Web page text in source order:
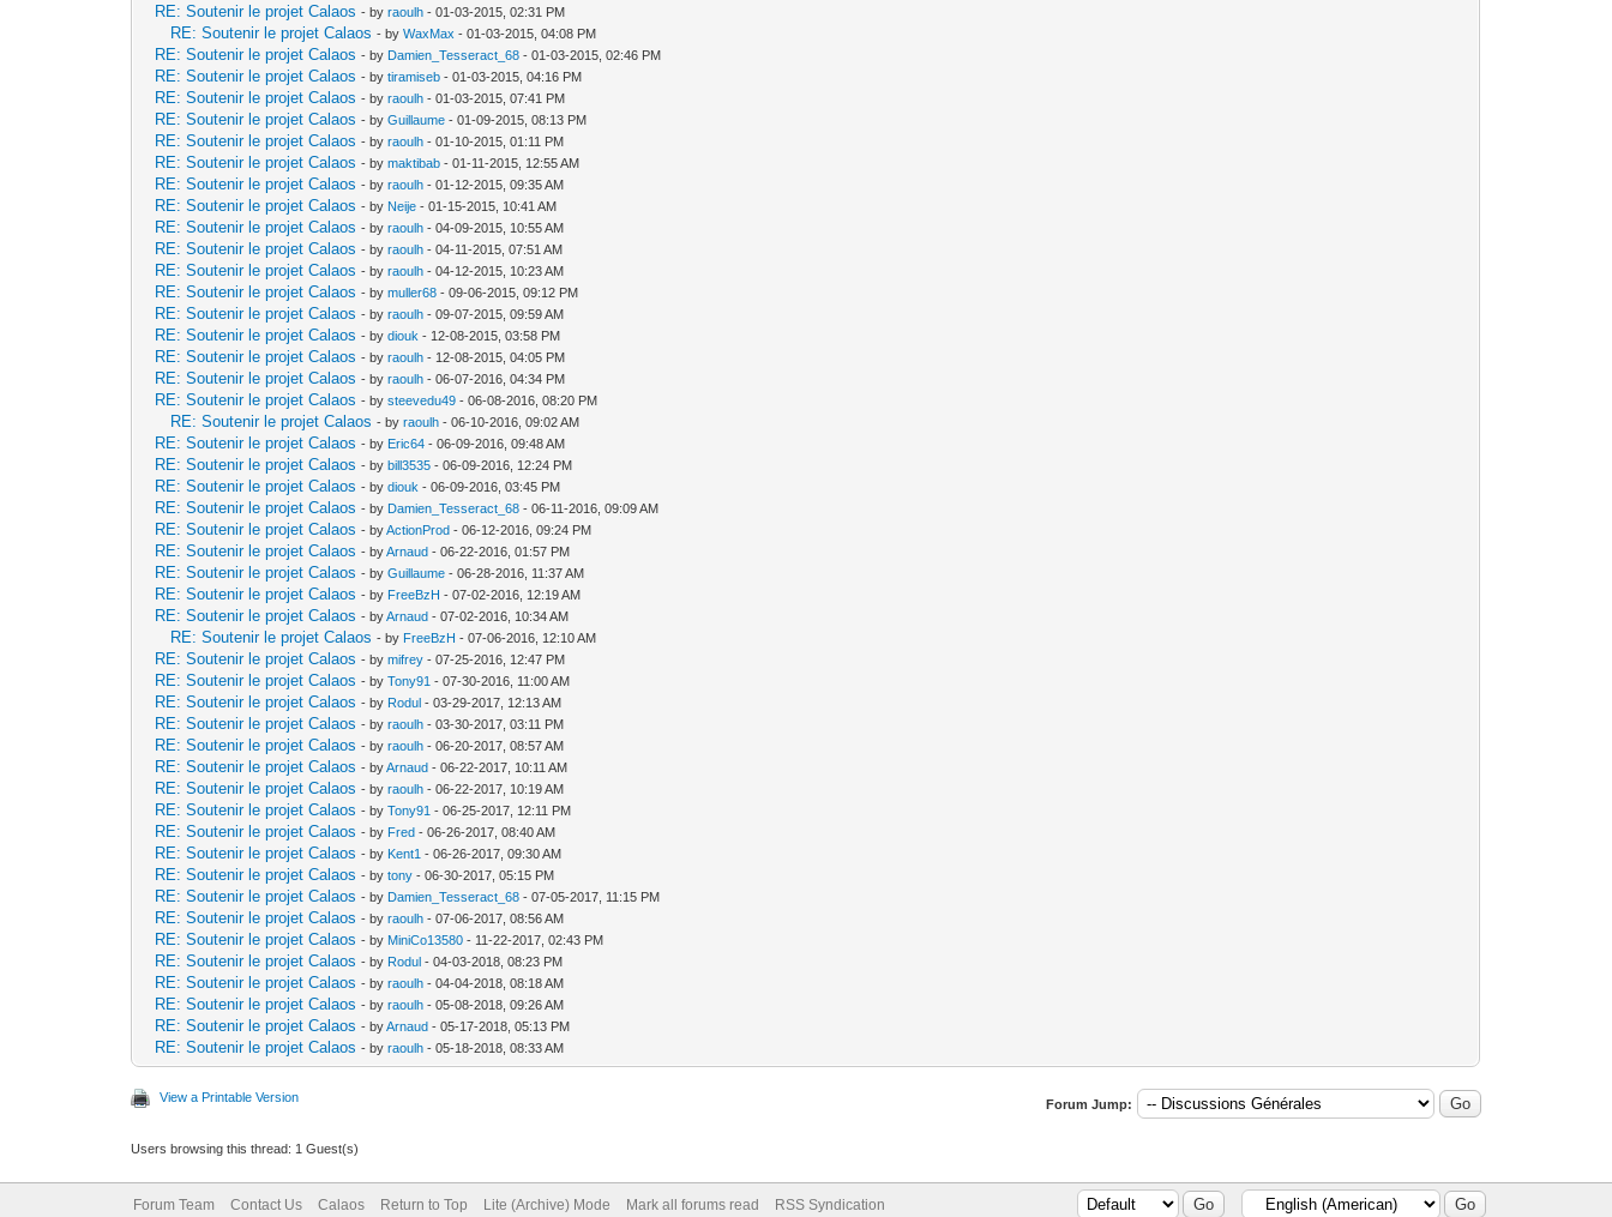
RE: Soutenir le projet Calaos - byraoulh - 01-03-2015, 02:31 PM
RE: Soutenir le projet Calaos - byWaxMax - 01-03-2015, 04:08 PM
RE: Soutenir le projet Calaos - by Damien_Tesseract_68 - 01-03-2015, 02:46 PM
RE: Soutenir le projet Calaos - bytiramiseb - 01-03-2015, 04:16 PM
RE: Soutenir le projet Calaos - byraoulh - 01-03-2015, 07:41 PM
RE: Soutenir le projet Calaos - byGuillaume - 01-09-2015, 08:13 PM
RE: Soutenir le projet Calaos - byraoulh - 01-10-2015, 01:11 PM
RE: Soutenir le projet Calaos - bymaktibab - 01-11-2015, 12:55 AM
RE: Soutenir le projet Calaos - byraoulh - 01-12-2015, 09:35 AM
RE: Soutenir le projet Calaos - by Neije - 01-15-2015, 10:41 AM
RE: Soutenir le projet Calaos - byraoulh - 04-09-2015, 10:55 AM
RE: Soutenir le projet Calaos - byraoulh - 04-11-2015, 07:51 AM
RE: Soutenir le projet Calaos - byraoulh - 04-12-2015, 10:23 AM
RE: Soutenir le projet Calaos - bymuller68 - 09-06-2015, 09:12 PM
RE: Soutenir le projet Calaos - byraoulh - 09-07-2015, 09:59 AM
RE: Soutenir le projet Calaos - bydiouk - 12-08-2015, 03:58 PM
RE: Soutenir le projet Calaos - byraoulh - 12-08-2015, 04:05 PM
RE: Soutenir le projet Calaos - byraoulh - 06-07-2016, 04:34 PM
RE: Soutenir le projet Calaos - bysteevedu49 - 06-08-2016, 08:20 PM
RE: Soutenir le projet Calaos - byraoulh - 06-10-2016, 09:02 AM
RE: Soutenir le projet Calaos - by Eric64 - 06-09-2016, 09:48 AM
RE: Soutenir le projet Calaos - bybill3535 - 06-09-2016, 12:24 PM
RE: Soutenir le projet Calaos - bydiouk - 06-09-2016, 03:45 PM
RE: Soutenir le projet Calaos - by Damien_Tesseract_68 - 06-11-2016, 09:09 AM
RE: Soutenir le projet Calaos - byActionProd - 06-12-2016, 09:24 PM
RE: Soutenir le projet Calaos - byArnaud - 06-22-2016, 01:57 PM
RE: Soutenir le projet Calaos - byGuillaume - 06-28-2016, 11:37 AM
RE: Soutenir le projet Calaos - by FreeBzH - 07-02-2016, 12:19 AM
RE: Soutenir le projet Calaos - byArnaud - 07-02-2016, 10:34 AM
RE: Soutenir le projet Calaos - by FreeBzH - 07-06-2016, 12:10 AM
RE: Soutenir le projet Calaos - bymifrey - 07-25-2016, 12:47 PM
RE: Soutenir le projet Calaos - byTony91 - 07-30-2016, 11:00 AM
RE: Soutenir le projet Calaos - by Rodul - 03-29-2017, 12:13 AM
RE: Soutenir le projet Calaos - byraoulh - 03-30-2017, 03:11 PM
RE: Soutenir le projet Calaos - byraoulh - 06-20-2017, 08:57 AM
RE: Soutenir le projet Calaos - byArnaud - 06-22-2017, 10:11 AM
RE: Soutenir le projet Calaos - byraoulh - 06-22-2017, 10:19 AM
RE: Soutenir le projet Calaos - byTony91 - 06-25-2017, 12:11 PM
RE: Soutenir le projet Calaos - by Fred - 06-26-2017, 08:40 AM
RE: Soutenir le projet Calaos - by Kent1 - 06-26-2017, 09:30 AM
RE: Soutenir le projet Calaos - bytony - 06-30-2017, 05:15 PM
RE: Soutenir le projet Calaos - by Damien_Tesseract_68 - 07-05-2017, 11:15 PM
RE: Soutenir le projet Calaos - byraoulh - 07-06-2017, 08:56 AM
RE: Soutenir le projet Calaos - by MiniCo13580 - 11-22-2017, 02:43 PM
RE: Soutenir le projet Calaos - by Rodul - 04-03-2018, 08:23 PM
RE: Soutenir le projet Calaos - byraoulh - 04-04-2018, 08:18 AM
RE: Soutenir le projet Calaos - byraoulh - 05-08-2018, 09:26 AM
RE: Soutenir le projet Calaos - byArnaud - 05-17-2018, 05:13 PM
RE: Soutenir le projet Calaos - byraoulh - 05-18-2018, 08:33 AM
View a Printable Version Forum Jump:
Users browsing this thread: 1 Guest(s)
Forum Team Contact Us Calaos Return to Top Lite (Archive) Mode Mark all forums read RSS Syndication